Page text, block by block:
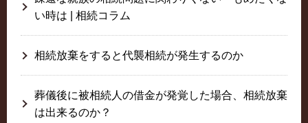
い時は | 相続コラム
相続放棄をすると代襲相続が発生するのか
葬儀後に被相続人の借金が発覚した場合、相続放棄
は出来るのか？